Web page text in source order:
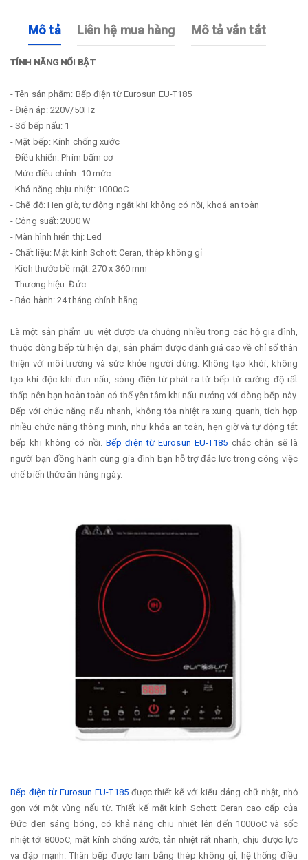
Mô tả Liên hệ mua hàng Mô tả vắn tắt
TÍNH NĂNG NỔI BẬT
- Tên sản phẩm: Bếp điện từ Eurosun EU-T185
- Điện áp: 220V/50Hz
- Số bếp nấu: 1
- Mặt bếp: Kính chống xước
- Điều khiển: Phím bấm cơ
- Mức điều chỉnh: 10 mức
- Khả năng chịu nhiệt: 1000oC
- Chế độ: Hẹn giờ, tự động ngắt khi không có nồi, khoá an toàn
- Công suất: 2000 W
- Màn hình hiển thị: Led
- Chất liệu: Mặt kính Schott Ceran, thép không gỉ
- Kích thước bề mặt: 270 x 360 mm
- Thương hiệu: Đức
- Bảo hành: 24 tháng chính hãng
Là một sản phẩm ưu việt được ưa chuộng nhiều trong các hộ gia đình,
thuộc dòng bếp từ hiện đại, sản phẩm được đánh giá cao về chỉ số thân
thiện với môi trường và sức khỏe người dùng. Không tạo khói, không
tạo khí độc khi đun nấu, sóng điện từ phát ra từ bếp từ cường độ rất
thấp nên bạn hoàn toàn có thể yên tâm khi nấu nướng với dòng bếp này.
Bếp với chức năng nấu nhanh, không tỏa nhiệt ra xung quanh, tích hợp
nhiều chức năng thông minh, như khóa an toàn, hẹn giờ và tự động tắt
bếp khi không có nồi.Bếp điện từ Eurosun EU-T185 chắc chắn sẽ là
người bạn đồng hành cùng gia đình bạn hỗ trợ đắc lực trong công việc
chế biến thức ăn hàng ngày.
Bếp điện từ Eurosun EU-T185được thiết kế với kiểu dáng chữ nhật, nhỏ
gọn với một vùng nấu từ. Thiết kế mặt kính Schott Ceran cao cấp của
Đức đen sáng bóng, có khả năng chịu nhiệt lên đến 1000oC và sốc
nhiệt tới 800oC, mặt kính chống xước, tản nhiệt rất nhanh, chịu được lực
va đập mạnh. Thân bếp được làm bằng thép không gỉ, hệ thống điều